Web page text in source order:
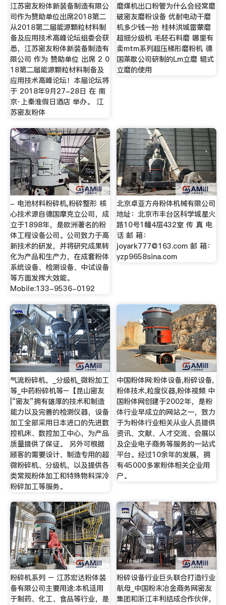
江苏密友粉体新装备制造有限公
司作为赞助单位出席2018第二
从2018第二届能源颗粒材料制
备及应用技术高峰论坛组委会获
悉，江苏密友粉体新装备制造有
限公司 作为 赞助单位 出席 2 0
18第二届能源颗粒材料制备及
应用技术高峰论坛！本届论坛将
于 2018年9月27-28日 在 南
京·上秦淮假日酒店 举办。 江
苏密友粉体
磨煤机出口粉管为什么会经常磨
破密友磨粉设备 优耐电动干磨
机多少钱一抬 桂林洪城雷蒙磨
超细分级机 毛胚石料磨 哪里有
卖mtm系列超压梯形磨粉机 德
国莱歇公司研制的Lm立磨 辊式
立磨的使用
- 电池材料粉碎机,粉碎整形 核
心技术源自德国摩克立公司，成
立于1898年，是欧洲著名的粉
体工程设备公司。公司致力于高
新技术的研发，并将研究成果转
化为产品和生产力，在成套粉体
系统设备、检测设备、中试设备
等方面发挥大效能。
Mobile:133-9536-0192
北京卓亚方舟粉体机械有限公司
地址：北京市丰台区科学城星火
路10号1幢4层432室 传 真 电
话 邮 箱：
joyark777@163.com 邮 箱：
yzp9658sina.com
气流粉碎机，_分级机_微粉加工
等_中药粉碎机等–【昆山密友
|“密友”拥有雄厚的技术和制造
能力以及完善的检测仪器，设备
加工全部采用日本进口的先进数
控机床、数控加工中心，为产品
质量提供了保证。 另外可根据
顾客的需要设计、制造专用的超
微粉碎机、分级机，以及提供各
类常规粉体加工和特殊物料深冷
粉碎加工等服务。
中国粉体网:粉体设备,粉碎设备,
粉体技术,粒度仪器,粉体视频 中
国粉体网创建于2002年，是粉
体行业早成立的网站之一，致力
于为粉体行业相关从业人员提供
资讯、文献、人才交流、会展以
及企业电子商务等服务的一站式
平台。经过10余年的发展，拥
有45000多家粉体相关企业用
户。
粉碎机系列 – 江苏宏达粉体装
备有限公司主要用途:本机适用
于制药、化工、食品等行业，是
粉碎设备行业巨头联合打造行业
航母_中国粉末冶金商务网密友
集团和浙江丰利结成合作伙伴，